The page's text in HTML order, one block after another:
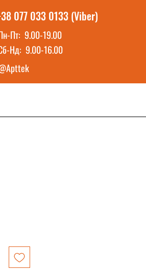
077 033 0133 (Viber)
Пт: 9.00-19.00
Нд: 9.00-16.00